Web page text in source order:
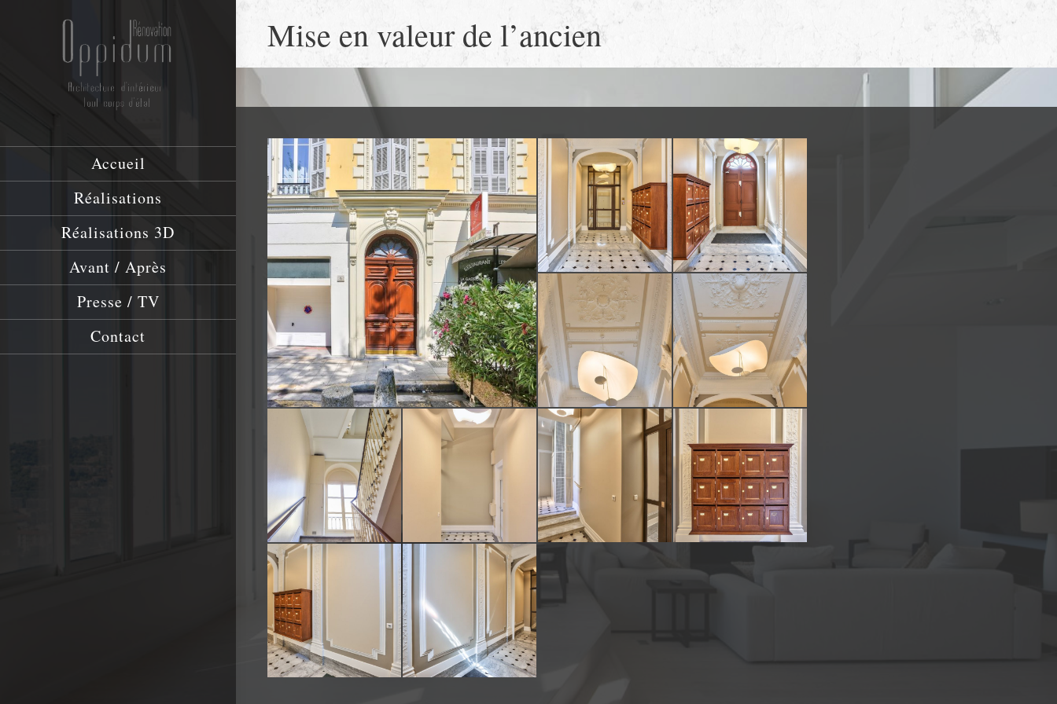
Accueil
Réalisations
Réalisations 3D
Avant / Après
Presse / TV
Contact
Mise en valeur de l’ancien